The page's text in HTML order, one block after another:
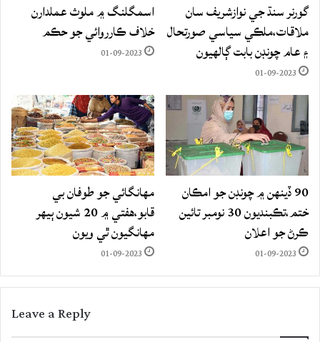
گورنر سنڌ جي نوازشريف سان
ملاقات،ملڪي سياسي صورتحال
۽ عام چونڊن بابت ڳالهيون
01-09-2023
اسمگلنگ ۾ ملوث عملدارن
خلاف ڪارروائي جو حڪم
01-09-2023
90 ڏينهن ۾ چونڊن جو امڪان
ختم،تڪبنديون 30 نومبر تائين
ڪرڻ جو اعلان
01-09-2023
مهانگائي جو طوفان بي
قابو،هفتي ۾ 20 شيون ٻيهر
مهانگيون ٿي ويون
01-09-2023
Leave a Reply